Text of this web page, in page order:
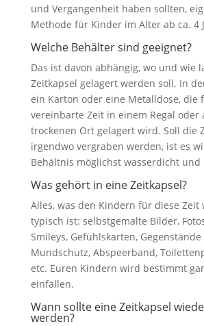
und Vergangenheit haben sollten,
Methode für Kinder im Alter ab ca. 4
Welche Behälter sind geeignet?
Das ist davon abhängig, wo und wie
Zeitkapsel gelagert werden soll. In
ein Karton oder eine Metalldose, die
vereinbarte Zeit in einem Regal oder
trockenen Ort gelagert wird. Soll die
irgendwo vergraben werden, ist es
Behältnis möglichst wasserdicht
Was gehört in eine Zeitkapsel?
Alles, was den Kindern für diese Zeit
typisch ist: selbstgemalte Bilder,
Smileys, Gefühlskarten, Gegenstände
Mundschutz, Abspeerband,
etc. Euren Kindern wird bestimmt
einfallen.
Wann sollte eine Zeitkapsel
werden?